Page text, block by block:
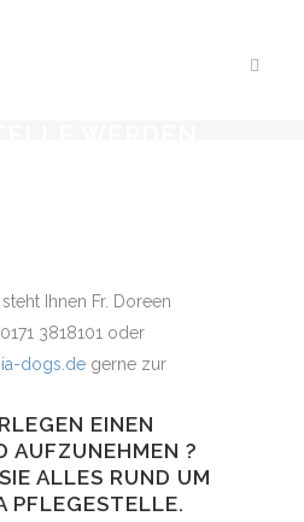
Ihnen Fr. Doreen
3818101 oder
dogs.de gerne zur
EINEN
AUFZUNEHMEN ?
ALLES RUND UM
PFLEGESTELLE.